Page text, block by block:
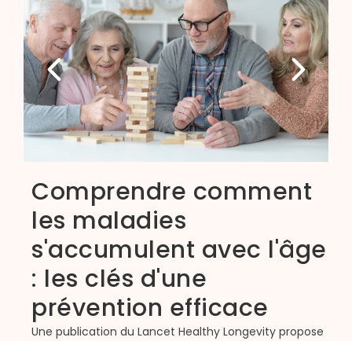
Comprendre comment
les maladies
s'accumulent avec l'âge
: les clés d'une
prévention efficace
Une publication du Lancet Healthy Longevity propose